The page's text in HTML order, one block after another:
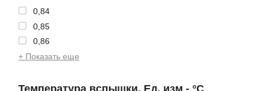
0,84
0,85
0,86
+ Показать еще
Температура вспышки. Ед. изм - °C